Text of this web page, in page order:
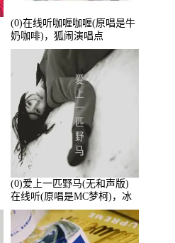
(0)在线听咖喱咖喱(原唱是牛
奶咖啡)，狐闹演唱点
播:287579次
(0)爱上一匹野马(无和声版)
在线听(原唱是MC梦柯)，冰
鑫Asce演唱点播:178815次